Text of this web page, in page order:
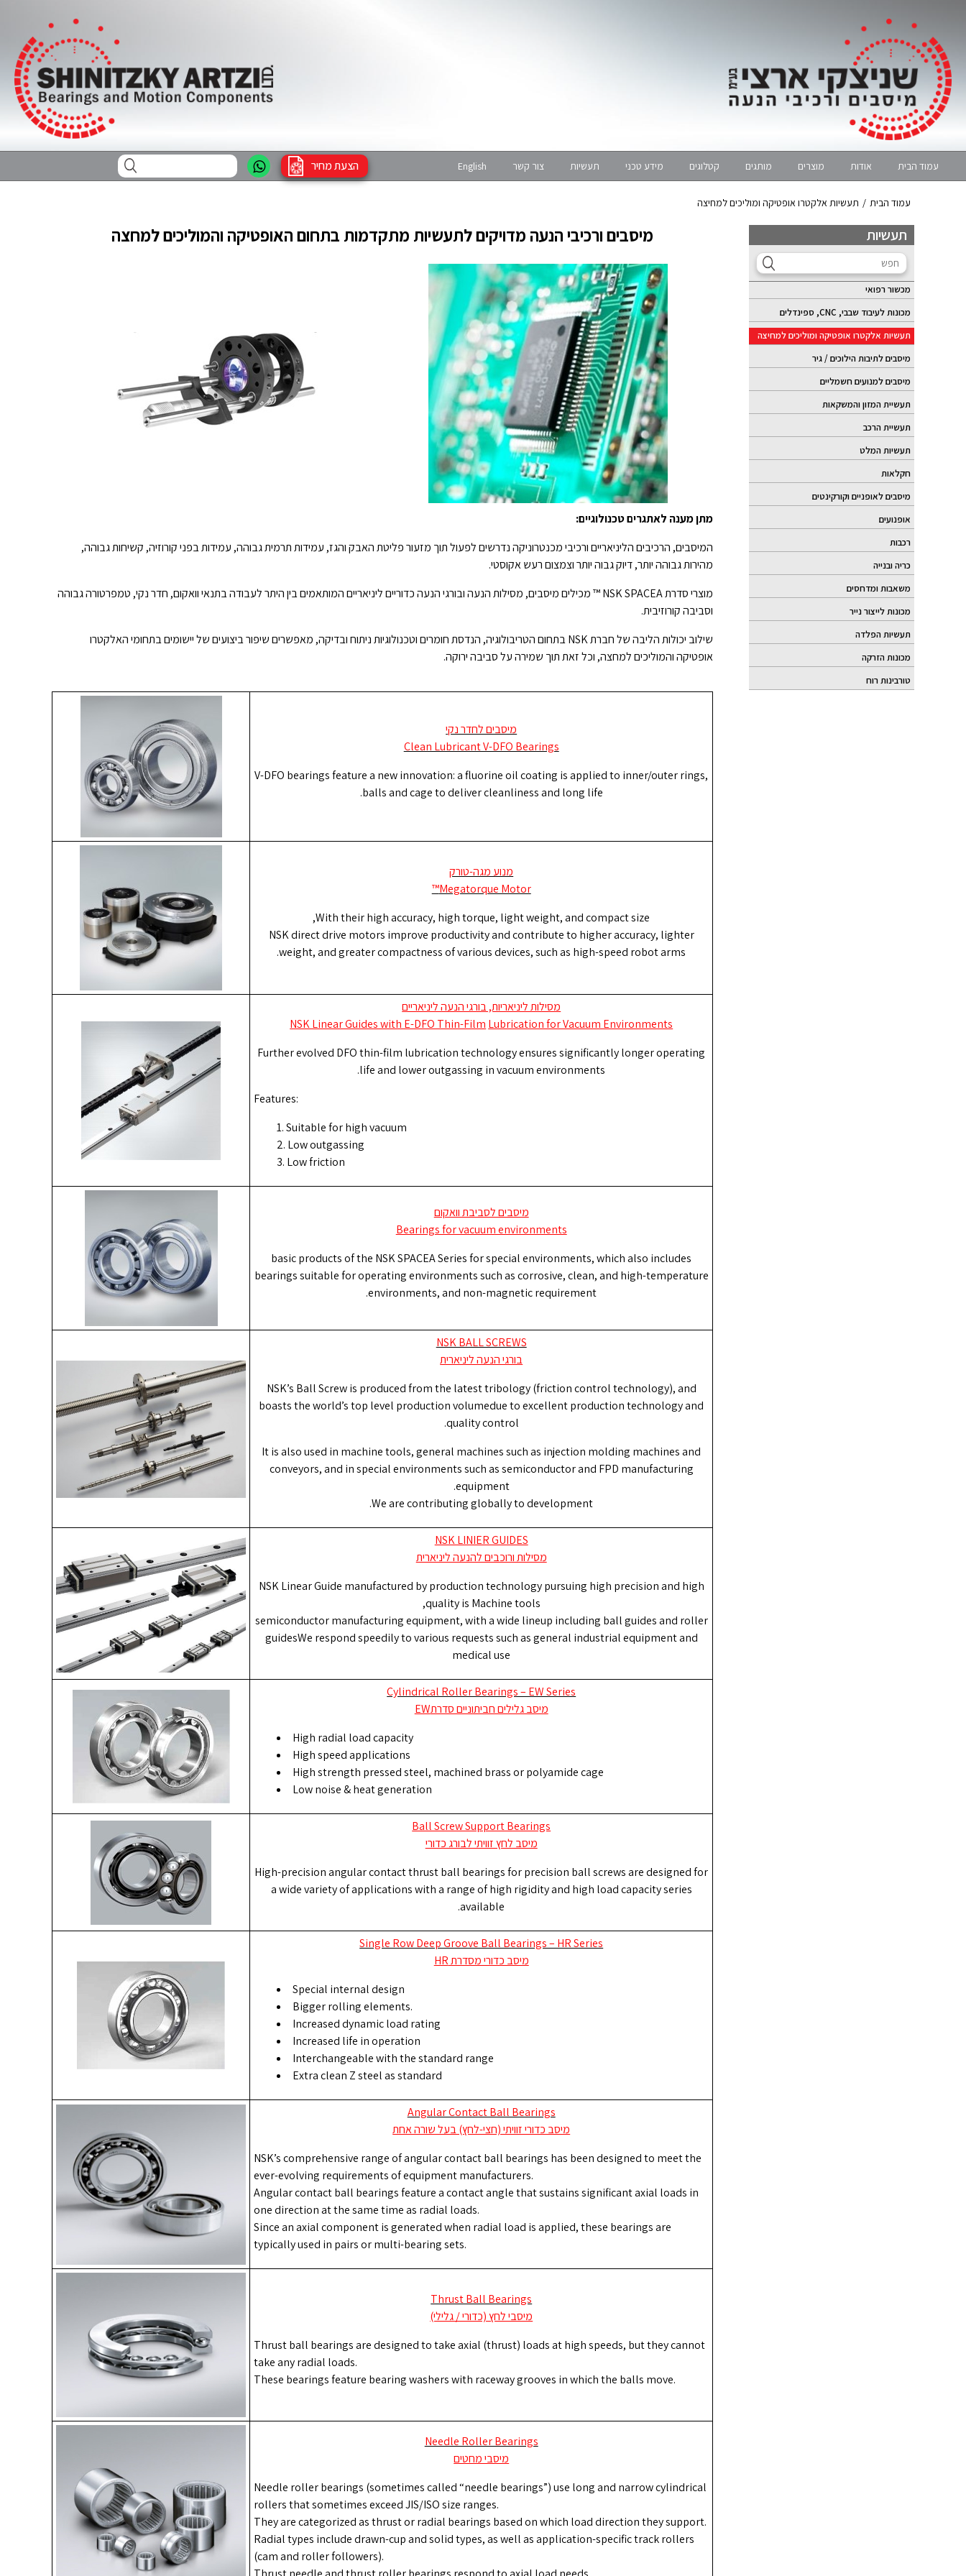
עמוד הבית אודות מוצרים מותגים קטלוגים מידע טכני תעשיות צור קשר English הצעת מחיר
עמוד הבית / תעשיות אלקטרו אופטיקה ומוליכים למחיצה
תעשיות
מכשור רפואי
מכונות לעיבוד שבבי, CNC, ספינדלים
תעשיות אלקטרו אופטיקה ומוליכים למחיצה
מיסבים לתיבות הילוכים / גיר
מיסבים למנועים חשמליים
תעשיית המזון והמשקאות
תעשיית הרכב
תעשיות המלט
חקלאות
מיסבים לאופניים וקורקינטים
אופנועים
רכבות
כריה ובנייה
משאבות ומדחסים
מכונות לייצור נייר
תעשיות הפלדה
מכונות הזרקה
טורבינות רוח
מיסבים ורכיבי הנעה מדויקים לתעשיות מתקדמות בתחום האופטיקה והמוליכים למחצה
מתן מענה לאתגרים טכנולוגיים:
המיסבים, הרכיבים הליניאריים ורכיבי מכנטרוניקה נדרשים לפעול תוך מזעור פליטת האבק והגז, עמידות תרמית גבוהה, עמידות בפני קורוזיה, קשיחות גבוהה,
מהירות גבוהה יותר, דיוק גבוה יותר וצמצום רעש אקוסטי.
מוצרי סדרת NSK SPACEA ™ מכילים מיסבים, מסילות הנעה ובורגי הנעה כדוריים ליניאריים המותאמים בין היתר לעבודה בתנאי וואקום, חדר נקי, טמפרטורה גבוהה
וסביבה קורוזיבית.
שילוב יכולות הליבה של חברת NSK בתחום הטריבולוגיה, הנדסת חומרים וטכנולוגיות ניתוח ובדיקה, מאפשרים שיפור ביצועים של יישומים בתחומי האלקטרו
אופטיקה והמוליכים למחצה, וכל זאת תוך שמירה על סביבה ירוקה.
מיסבים לחדר נקי
Clean Lubricant V-DFO Bearings
V-DFO bearings feature a new innovation: a fluorine oil coating is applied to inner/outer rings,
balls and cage to deliver cleanliness and long life.
מנוע מגה-טורק
Megatorque Motor™
With their high accuracy, high torque, light weight, and compact size,
NSK direct drive motors improve productivity and contribute to higher accuracy, lighter
weight, and greater compactness of various devices, such as high-speed robot arms.
מסילות ליניאריות, בורגי הנעה ליניאריים
NSK Linear Guides with E-DFO Thin-Film Lubrication for Vacuum Environments
Further evolved DFO thin-film lubrication technology ensures significantly longer operating
life and lower outgassing in vacuum environments.
Features:
Suitable for high vacuum
Low outgassing
Low friction
מיסבים לסביבת וואקום
Bearings for vacuum environments
basic products of the NSK SPACEA Series for special environments, which also includes
bearings suitable for operating environments such as corrosive, clean, and high-temperature
environments, and non-magnetic requirement.
NSK BALL SCREWS
בורגי הנעה ליניארית
NSK’s Ball Screw is produced from the latest tribology (friction control technology), and
boasts the world’s top level production volumedue to excellent production technology and
quality control.
It is also used in machine tools, general machines such as injection molding machines and
conveyors, and in special environments such as semiconductor and FPD manufacturing
equipment.
We are contributing globally to development.
NSK LINIER GUIDES
מסילות ורוכבים להנעה ליניארית
NSK Linear Guide manufactured by production technology pursuing high precision and high
quality is Machine tools,
semiconductor manufacturing equipment, with a wide lineup including ball guides and roller
guidesWe respond speedily to various requests such as general industrial equipment and
medical use
Cylindrical Roller Bearings – EW Series
מיסב גלילים חביתוניים סדרתEW
High radial load capacity
High speed applications
High strength pressed steel, machined brass or polyamide cage
Low noise & heat generation
Ball Screw Support Bearings
מיסב לחץ זוויתי לבורג כדורי
High-precision angular contact thrust ball bearings for precision ball screws are designed for
a wide variety of applications with a range of high rigidity and high load capacity series
available.
Single Row Deep Groove Ball Bearings – HR Series
מיסב כדורי מסדרת HR
Special internal design
Bigger rolling elements.
Increased dynamic load rating
Increased life in operation
Interchangeable with the standard range
Extra clean Z steel as standard
Angular Contact Ball Bearings
מיסב כדורי זוויתי (חצי-לחץ) בעל שורה אחת
NSK’s comprehensive range of angular contact ball bearings has been designed to meet the
ever-evolving requirements of equipment manufacturers.
Angular contact ball bearings feature a contact angle that sustains significant axial loads in
one direction at the same time as radial loads.
Since an axial component is generated when radial load is applied, these bearings are
typically used in pairs or multi-bearing sets.
Thrust Ball Bearings
מיסבי לחץ (כדורי / גלילי)
Thrust ball bearings are designed to take axial (thrust) loads at high speeds, but they cannot
take any radial loads.
These bearings feature bearing washers with raceway grooves in which the balls move.
Needle Roller Bearings
מיסבי מחטים
Needle roller bearings (sometimes called “needle bearings”) use long and narrow cylindrical
rollers that sometimes exceed JIS/ISO size ranges.
They are categorized as thrust or radial bearings based on which load direction they support.
Radial types include drawn-cup and solid types, as well as application-specific track rollers
(cam and roller followers).